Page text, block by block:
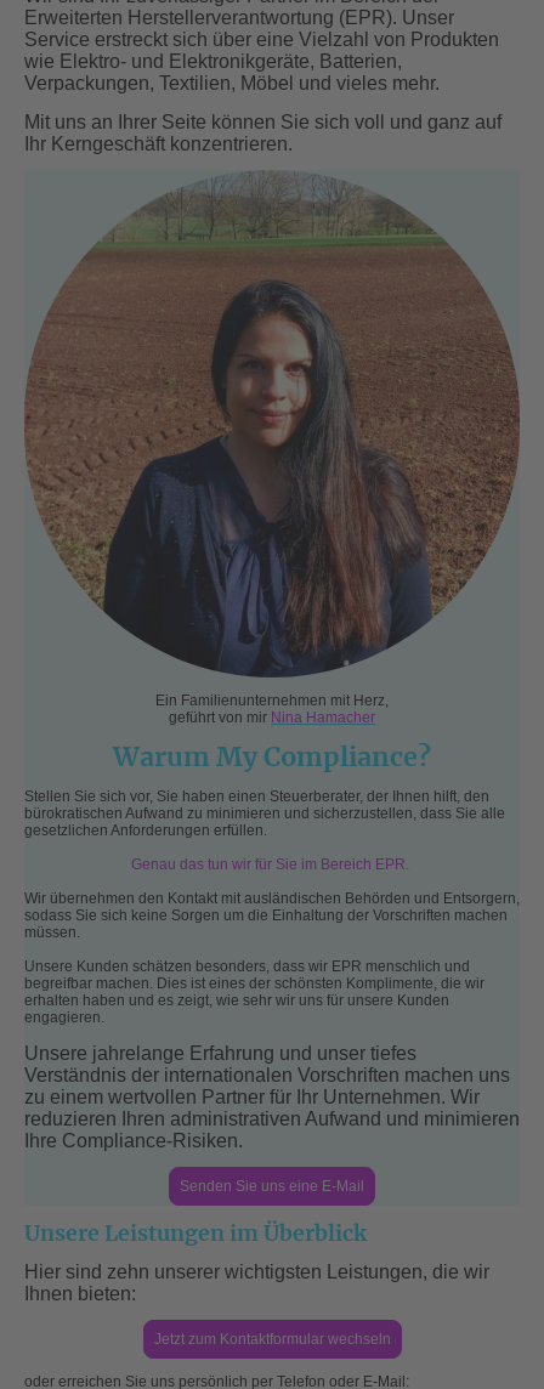
Erweiterten Herstellerverantwortung (EPR). Unser
Service erstreckt sich über eine Vielzahl von Produkten
wie Elektro- und Elektronikgeräte, Batterien,
Verpackungen, Textilien, Möbel und vieles mehr.
Mit uns an Ihrer Seite können Sie sich voll und ganz auf
Ihr Kerngeschäft konzentrieren.
Ein Familienunternehmen mit Herz,
geführt von mir Nina Hamacher
Warum My Compliance?
Stellen Sie sich vor, Sie haben einen Steuerberater, der Ihnen hilft, den
bürokratischen Aufwand zu minimieren und sicherzustellen, dass Sie alle
gesetzlichen Anforderungen erfüllen.
Genau das tun wir für Sie im Bereich EPR.
Wir übernehmen den Kontakt mit ausländischen Behörden und Entsorgern,
sodass Sie sich keine Sorgen um die Einhaltung der Vorschriften machen
müssen.
Unsere Kunden schätzen besonders, dass wir EPR menschlich und
begreifbar machen. Dies ist eines der schönsten Komplimente, die wir
erhalten haben und es zeigt, wie sehr wir uns für unsere Kunden
engagieren.
Unsere jahrelange Erfahrung und unser tiefes
Verständnis der internationalen Vorschriften machen uns
zu einem wertvollen Partner für Ihr Unternehmen. Wir
reduzieren Ihren administrativen Aufwand und minimieren
Ihre Compliance-Risiken.
Senden Sie uns eine E-Mail
Unsere Leistungen im Überblick
Hier sind zehn unserer wichtigsten Leistungen, die wir
Ihnen bieten:
Jetzt zum Kontaktformular wechseln
oder erreichen Sie uns persönlich per Telefon oder E-Mail: